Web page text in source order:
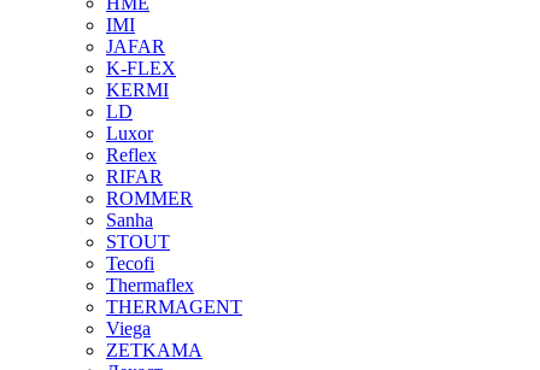
IMI
JAFAR
K-FLEX
KERMI
LD
Luxor
Reflex
RIFAR
ROMMER
Sanha
STOUT
Tecofi
Thermaflex
THERMAGENT
Viega
ZETKAMA